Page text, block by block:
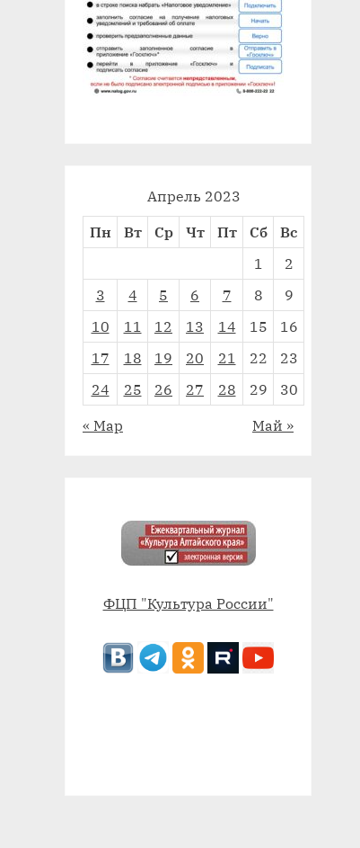
Апрель 2023
Пн
Вт Ср Чт Пт Сб
Вс
1
2
3
4 5 6 7 8
9
10
11 12 13 14 15
16
17
18 19 20 21 22
23
24
25 26 27 28 29
30
« Мар
Май »
ФЦП "Культура России"